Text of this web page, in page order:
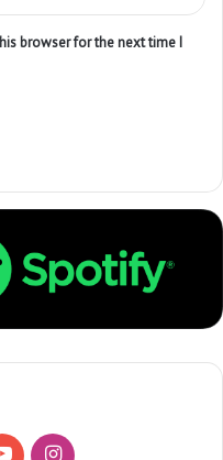
browser for the next time I